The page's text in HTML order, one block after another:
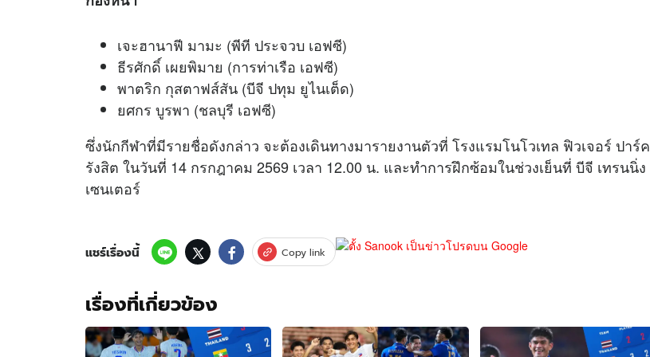
เจะฮานาฟี มามะ (พีที ประจวบ เอฟซี)
ธีรศักดิ์ เผยพิมาย (การท่าเรือ เอฟซี​)
พาตริก กุสตาฟส์สัน (บีจี ปทุม ยูไนเต็ด)
ยศกร บูรพา (ชลบุรี เอฟซี)
ซึ่งนักกีฬาที่มีรายชื่อดังกล่าว จะต้องเดินทางมารายงานตัวที่ โรงแรมโนโวเทล ฟิวเจอร์ ปาร์ค
รังสิต ในวันที่ 14 กรกฎาคม 2569 เวลา 12.00 น. และทำการฝึกซ้อมในช่วงเย็นที่ บีจี เทรนนิ่ง
เซนเตอร์
แชร์เรื่องนี้ Copy link
เรื่องที่เกี่ยวข้อง